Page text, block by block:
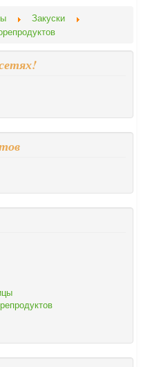
Закуски